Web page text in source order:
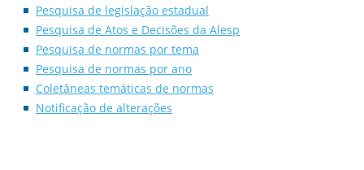
Pesquisa de legislação estadual
Pesquisa de Atos e Decisões da Alesp
Pesquisa de normas por tema
Pesquisa de normas por ano
Coletâneas temáticas de normas
Notificação de alterações